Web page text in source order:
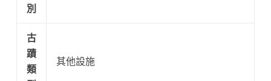
別
古
蹟
類
其他設施